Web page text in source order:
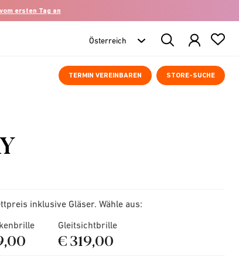
ersten Tag an
Search
Products
TERMIN VEREINBAREN STORE-SUCHE
inklusive Gläser. Wähle aus:
Gleitsichtbrille
€ 319,00